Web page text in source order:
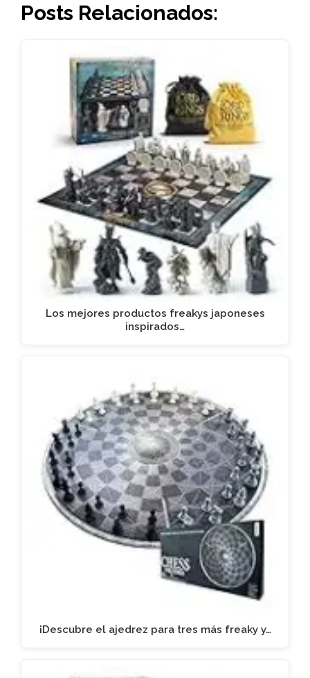
Posts Relacionados:
Los mejores productos freakys japoneses
inspirados…
¡Descubre el ajedrez para tres más freaky y…